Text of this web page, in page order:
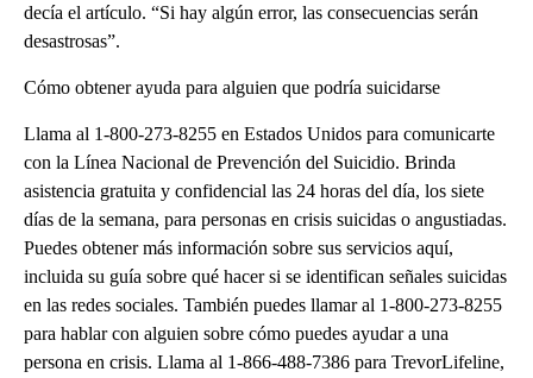
decía el artículo. “Si hay algún error, las consecuencias serán
desastrosas”.
Cómo obtener ayuda para alguien que podría suicidarse
Llama al 1-800-273-8255 en Estados Unidos para comunicarte
con la Línea Nacional de Prevención del Suicidio. Brinda
asistencia gratuita y confidencial las 24 horas del día, los siete
días de la semana, para personas en crisis suicidas o angustiadas.
Puedes obtener más información sobre sus servicios aquí,
incluida su guía sobre qué hacer si se identifican señales suicidas
en las redes sociales. También puedes llamar al 1-800-273-8255
para hablar con alguien sobre cómo puedes ayudar a una
persona en crisis. Llama al 1-866-488-7386 para TrevorLifeline,